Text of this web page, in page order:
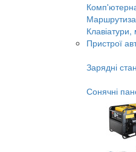
Клавіатури,
Пристрої
Зарядні
Сонячні